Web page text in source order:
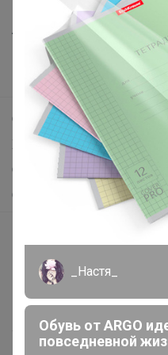
Все предложения
Анонсы
Новости
Поддержка альпак
Самое выгодное
Хиты продаж
Самое желанное
Самое быстрое
Picabox.ru - Лучшее
Розыгрыш - Генератор
Пульс нашего
Укорачиватель ссылок
_Настя_
Обувь от ARGO
повседневной